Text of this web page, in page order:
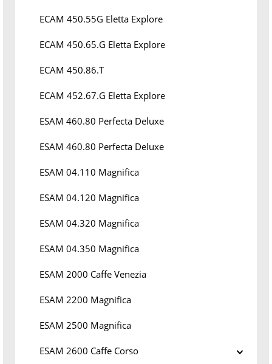
ECAM 450.55G Eletta Explore
ECAM 450.65.G Eletta Explore
ECAM 450.86.T
ECAM 452.67.G Eletta Explore
ESAM 460.80 Perfecta Deluxe
ESAM 460.80 Perfecta Deluxe
ESAM 04.110 Magnifica
ESAM 04.120 Magnifica
ESAM 04.320 Magnifica
ESAM 04.350 Magnifica
ESAM 2000 Caffe Venezia
ESAM 2200 Magnifica
ESAM 2500 Magnifica
ESAM 2600 Caffe Corso